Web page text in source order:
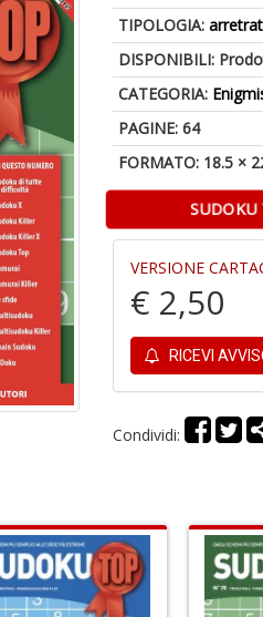
TIPOLOGIA:
DISPONIBILI:
CATEGORIA:
PAGINE: 64
FORMATO: 18.5 ×
VERSIONE
€ 2,50
RICEVI
Condividi: